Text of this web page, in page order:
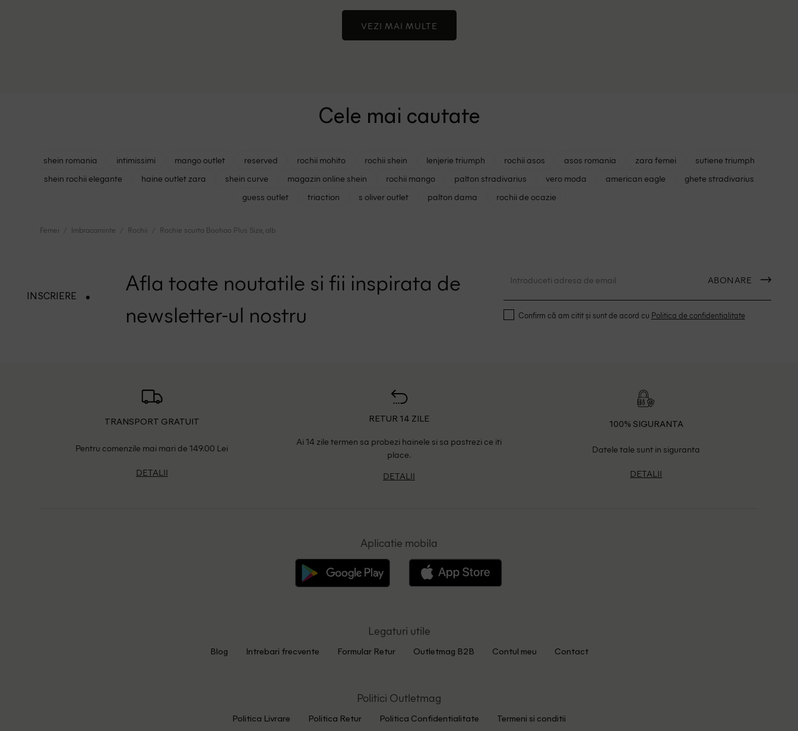
VEZI MAI MULTE
Cele mai cautate
shein romania intimissimi mango outlet reserved rochii mohito rochii shein lenjerie triumph rochii asos asos romania zara femei
sutiene triumph
shein rochii elegante
haine outlet zara shein curve magazin online shein rochii mango palton stradivarius vero moda american eagle
ghete stradivarius
guess outlet
triaction s oliver outlet palton dama rochii de ocazie
Femei Imbracaminte Rochii Rochie scurta Boohoo Plus Size, alb
INSCRIERE
Afla toate noutatile si fii inspirata de
newsletter-ul nostru
ABONARE
Confirm că am citit și sunt de acord cu Politica de confidentialitate
TRANSPORT GRATUIT
Pentru comenzile mai mari de 149.00 Lei
DETALII
RETUR 14 ZILE
Ai 14 zile termen sa probezi hainele si sa pastrezi ce iti
place.
DETALII
100% SIGURANTA
Datele tale sunt in siguranta
DETALII
Aplicatie mobila
Legaturi utile
Blog Intrebari frecvente Formular Retur Outletmag B2B Contul meu Contact
Politici Outletmag
Politica Livrare Politica Retur Politica Confidentialitate Termeni si conditii